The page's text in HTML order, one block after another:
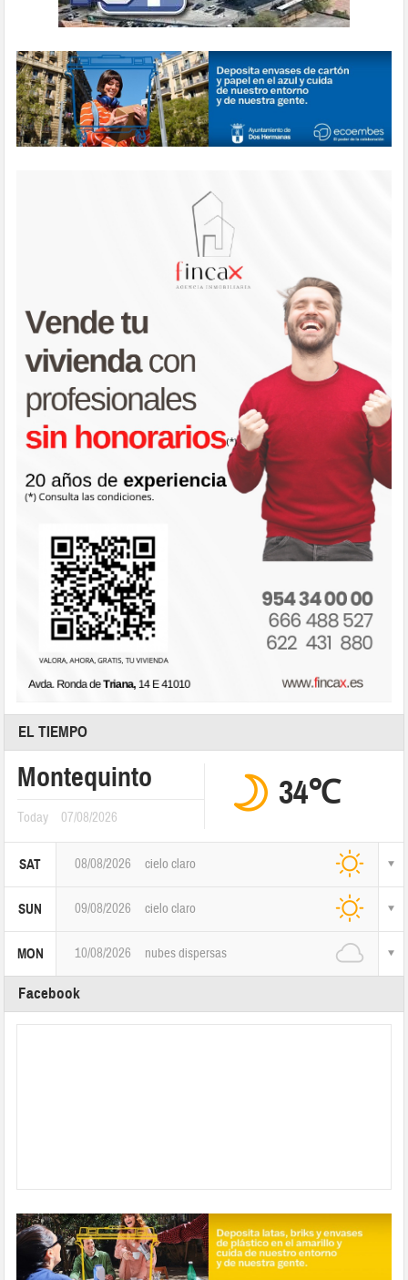
EL TIEMPO
Montequinto
Today 07/08/2026
34℃
SAT 08/08/2026 cielo claro
SUN 09/08/2026 cielo claro
MON 10/08/2026 nubes dispersas
Facebook